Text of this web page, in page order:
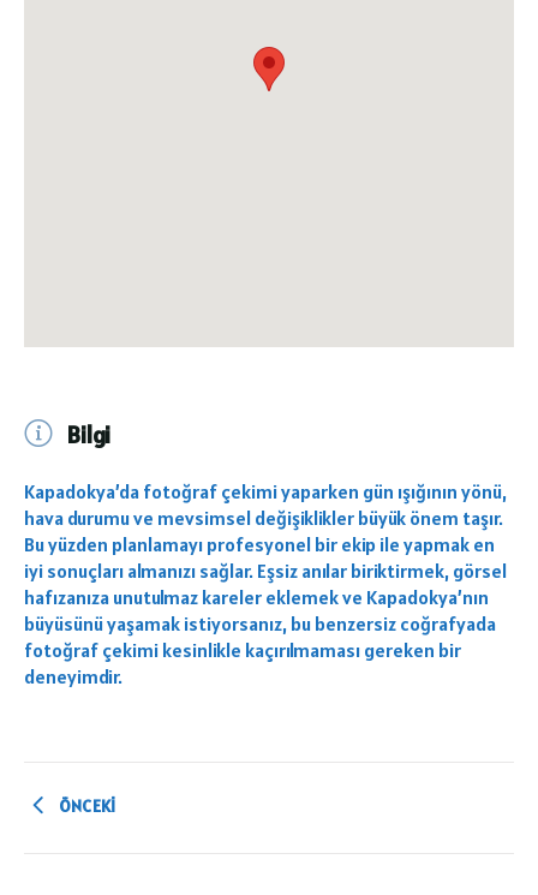
Bilgi
Kapadokya’da fotoğraf çekimi yaparken gün ışığının yönü,
hava durumu ve mevsimsel değişiklikler büyük önem taşır.
Bu yüzden planlamayı profesyonel bir ekip ile yapmak en
iyi sonuçları almanızı sağlar. Eşsiz anılar biriktirmek, görsel
hafızanıza unutulmaz kareler eklemek ve Kapadokya’nın
büyüsünü yaşamak istiyorsanız, bu benzersiz coğrafyada
fotoğraf çekimi kesinlikle kaçırılmaması gereken bir
deneyimdir.
ÖNCEKI